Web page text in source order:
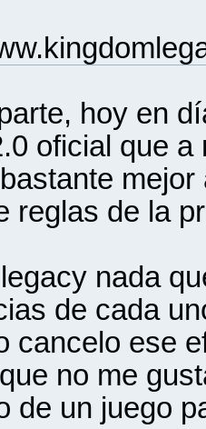
hoy en
oficial que
reglas de la
nada
de cada
cancelo ese
no me
de un juego